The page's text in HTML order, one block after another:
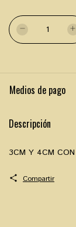
Medios de pago
Descripción
3CM Y 4CM
Compartir